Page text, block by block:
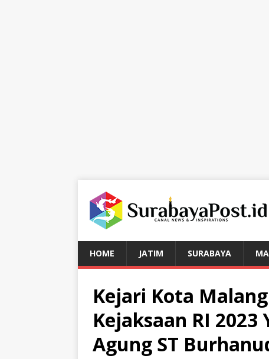
HOME JATIM SURABAYA
Kejari Kota
Kejaksaan RI 2023
Agung ST